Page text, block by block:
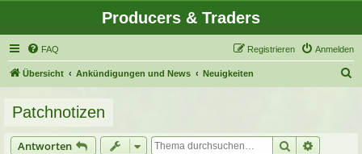
Producers & Traders
FAQ Anmelden
Registrieren
Übersicht Ankündigungen und News Neuigkeiten
Patchnotizen
Antworten Suche